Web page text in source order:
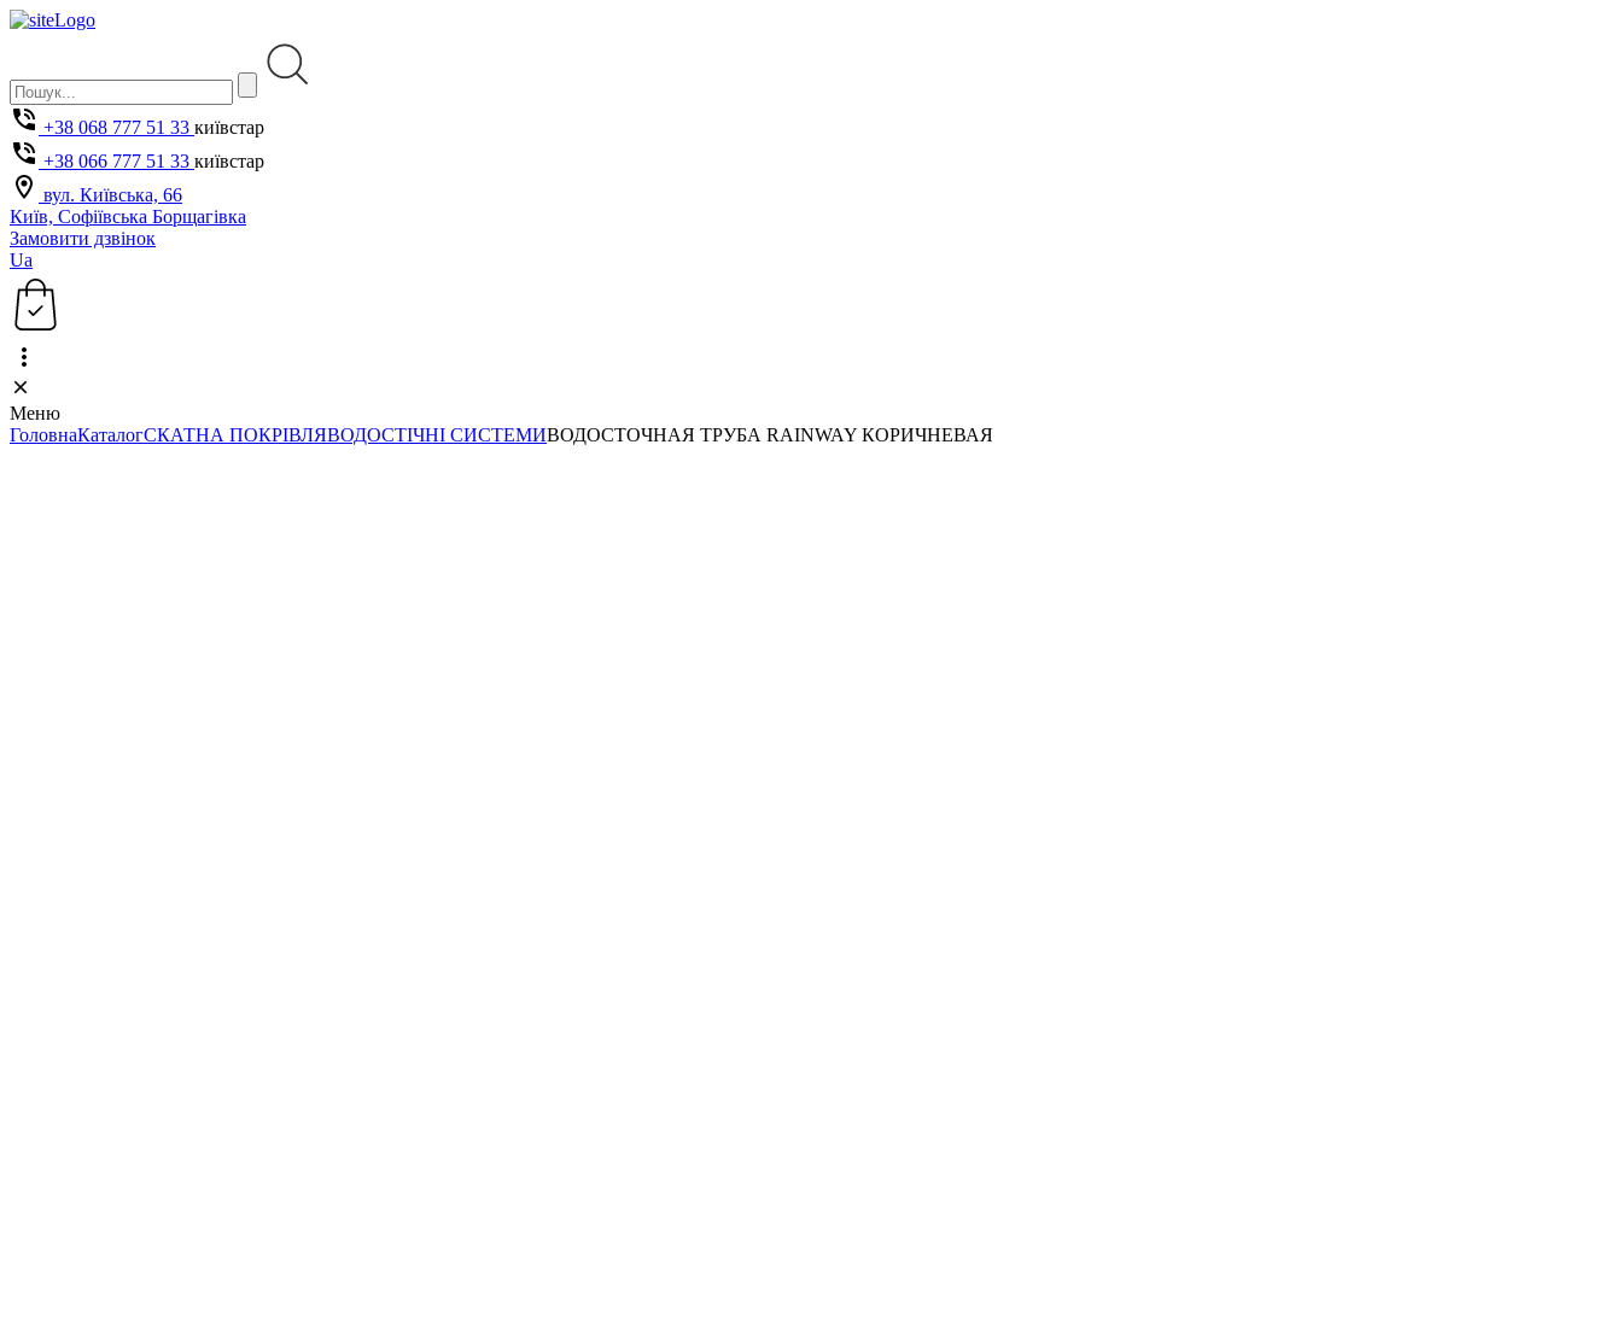
+38 068 777 51 33 київстар
+38 066 777 51 33 київстар
вул. Київська, 66
Київ, Софіївська Борщагівка
Замовити дзвінок
Ua
Меню
ГоловнаКаталогСКАТНА ПОКРІВЛЯВОДОСТІЧНІ СИСТЕМИВОДОСТОЧНАЯ ТРУБА RAINWAY КОРИЧНЕВАЯ